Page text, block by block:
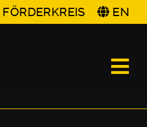
FÖRDERKREIS EN